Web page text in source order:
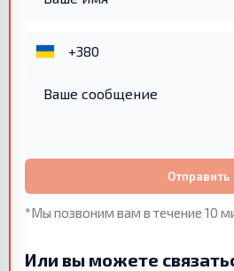
Отправить
*Мы позвоним вам в течение 10
Или вы можете